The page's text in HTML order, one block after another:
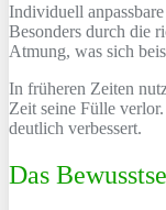
Individuell
Besonders durch die
Atmung, was sich
In früheren Zeiten
Zeit seine Fülle
deutlich verbessert.
Das